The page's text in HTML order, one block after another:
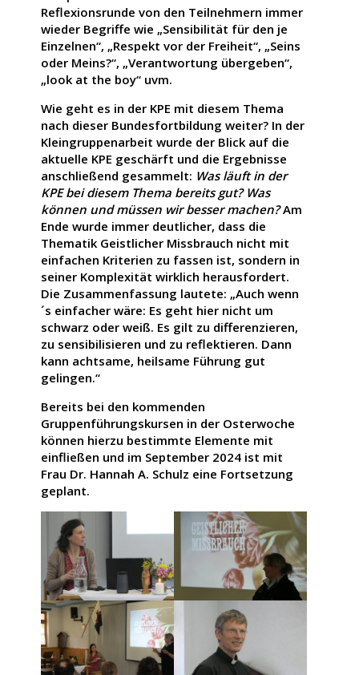
Reflexionsrunde von den Teilnehmern immer
wieder Begriffe wie „Sensibilität für den je
Einzelnen“, „Respekt vor der Freiheit“, „Seins
oder Meins?“, „Verantwortung übergeben“,
„look at the boy“ uvm.
Wie geht es in der KPE mit diesem Thema
nach dieser Bundesfortbildung weiter? In der
Kleingruppenarbeit wurde der Blick auf die
aktuelle KPE geschärft und die Ergebnisse
anschließend gesammelt: Was läuft in der
KPE bei diesem Thema bereits gut? Was
können und müssen wir besser machen?Am
Ende wurde immer deutlicher, dass die
Thematik Geistlicher Missbrauch nicht mit
einfachen Kriterien zu fassen ist, sondern in
seiner Komplexität wirklich herausfordert.
Die Zusammenfassung lautete: „Auch wenn
´s einfacher wäre: Es geht hier nicht um
schwarz oder weiß. Es gilt zu differenzieren,
zu sensibilisieren und zu reflektieren. Dann
kann achtsame, heilsame Führung gut
gelingen.“
Bereits bei den kommenden
Gruppenführungskursen in der Osterwoche
können hierzu bestimmte Elemente mit
einfließen und im September 2024 ist mit
Frau Dr. Hannah A. Schulz eine Fortsetzung
geplant.